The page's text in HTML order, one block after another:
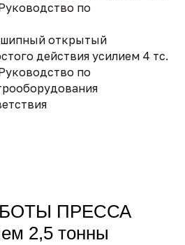
по
открытый
действия усилием 4 тс.
по
ПРЕССА
2,5 тонны